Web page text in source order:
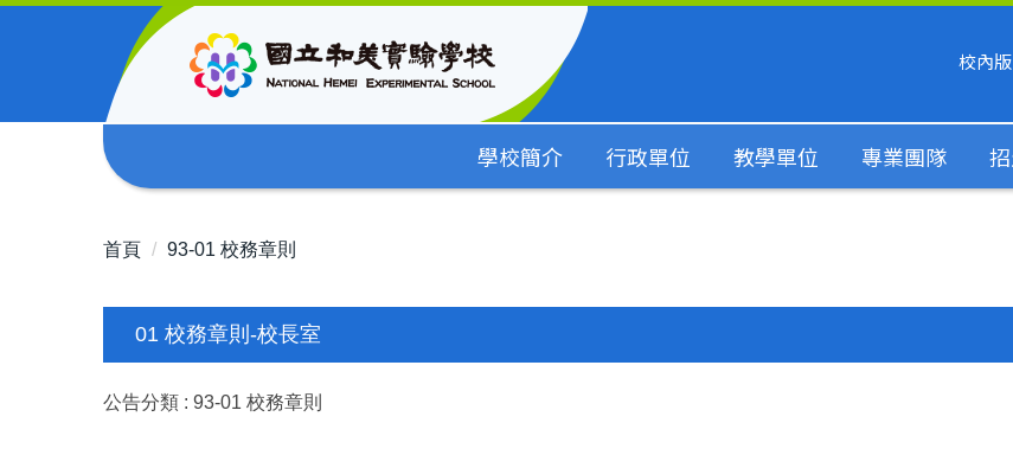
校內版
學校簡介 行政單位 教學單位 專業團隊
首頁 93-01 校務章則
01 校務章則-校長室
公告分類 : 93-01 校務章則